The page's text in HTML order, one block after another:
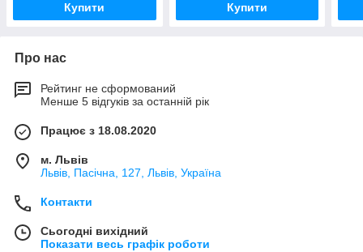
Купити Купити
Про нас
Рейтинг не сформований
Менше 5 відгуків за останній рік
Працює з 18.08.2020
м. Львів
Львів, Пасічна, 127, Львів, Україна
Контакти
Сьогодні вихідний
Показати весь графік роботи